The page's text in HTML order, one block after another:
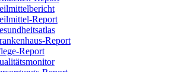
Report
Report
Report